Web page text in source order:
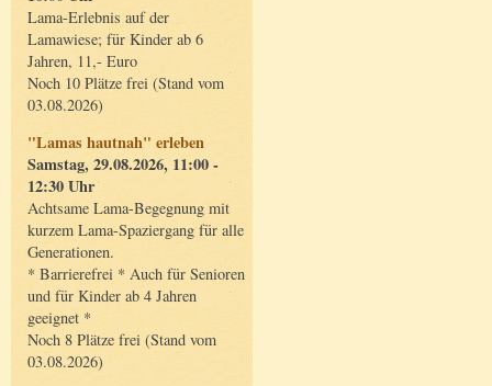
Lama-Erlebnis auf der
Lamawiese; für Kinder ab 6
Jahren, 11,- Euro
Noch 10 Plätze frei (Stand vom
03.08.2026)
"Lamas hautnah" erleben
Samstag, 29.08.2026, 11:00 -
12:30 Uhr
Achtsame Lama-Begegnung mit
kurzem Lama-Spaziergang für alle
Generationen.
* Barrierefrei * Auch für Senioren
und für Kinder ab 4 Jahren
geeignet *
Noch 8 Plätze frei (Stand vom
03.08.2026)